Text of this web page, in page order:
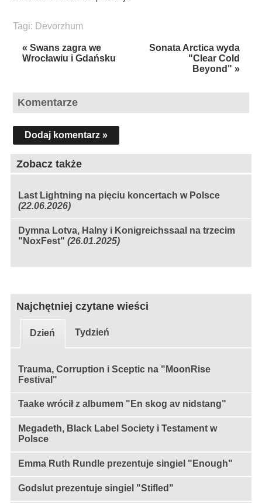
Tagi: Devorzhum
« Swans zagra we
Wrocławiu i Gdańsku
Sonata Arctica wyda
"Clear Cold
Beyond" »
Komentarze
Dodaj komentarz »
Zobacz także
Last Lightning na pięciu koncertach w Polsce
(22.06.2026)
Dymna Lotva, Halny i Konigreichssaal na trzecim
"NoxFest" (26.01.2025)
Najchętniej czytane wieści
Dzień Tydzień
Trauma, Corruption i Sceptic na "MoonRise
Festival"
Taake wrócił z albumem "En skog av nidstang"
Megadeth, Black Label Society i Testament w
Polsce
Emma Ruth Rundle prezentuje singiel "Enough"
Godslut prezentuje singiel "Stifled"